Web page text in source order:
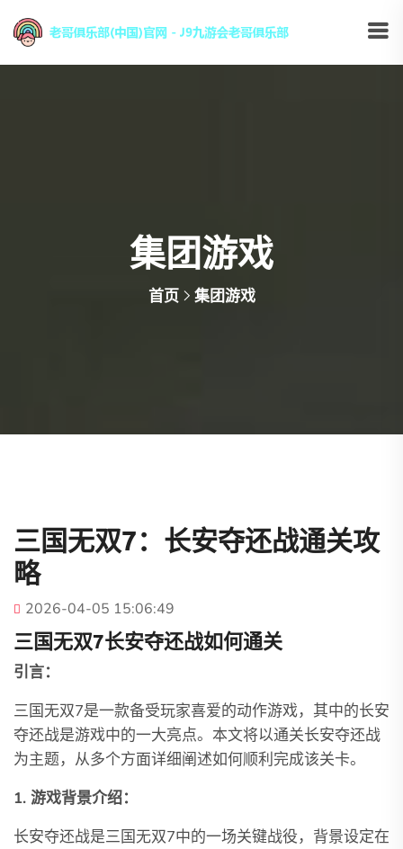
集团游戏
首页 集团游戏
三国无双7：长安夺还战通关攻
略
2026-04-05 15:06:49
三国无双7长安夺还战如何通关
引言：
三国无双7是一款备受玩家喜爱的动作游戏，其中的长安
夺还战是游戏中的一大亮点。本文将以通关长安夺还战
为主题，从多个方面详细阐述如何顺利完成该关卡。
1. 游戏背景介绍：
长安夺还战是三国无双7中的一场关键战役，背景设定在